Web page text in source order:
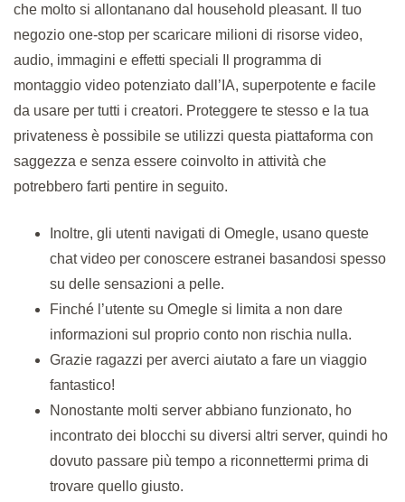
che molto si allontanano dal household pleasant. Il tuo
negozio one-stop per scaricare milioni di risorse video,
audio, immagini e effetti speciali Il programma di
montaggio video potenziato dall’IA, superpotente e facile
da usare per tutti i creatori. Proteggere te stesso e la tua
privateness è possibile se utilizzi questa piattaforma con
saggezza e senza essere coinvolto in attività che
potrebbero farti pentire in seguito.
Inoltre, gli utenti navigati di Omegle, usano queste
chat video per conoscere estranei basandosi spesso
su delle sensazioni a pelle.
Finché l’utente su Omegle si limita a non dare
informazioni sul proprio conto non rischia nulla.
Grazie ragazzi per averci aiutato a fare un viaggio
fantastico!
Nonostante molti server abbiano funzionato, ho
incontrato dei blocchi su diversi altri server, quindi ho
dovuto passare più tempo a riconnettermi prima di
trovare quello giusto.